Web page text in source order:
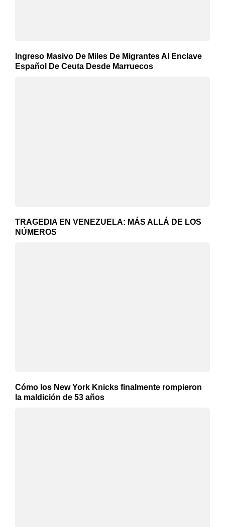
Ingreso Masivo De Miles De Migrantes Al Enclave
Español De Ceuta Desde Marruecos
TRAGEDIA EN VENEZUELA: MÁS ALLÁ DE LOS
NÚMEROS
Cómo los New York Knicks finalmente rompieron
la maldición de 53 años